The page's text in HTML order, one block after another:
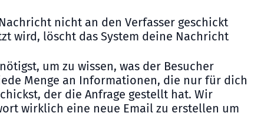
nicht an den Verfasser geschickt
wird, löscht das System deine Nachricht
um zu wissen, was der Besucher
Menge an Informationen, die nur für dich
der die Anfrage gestellt hat. Wir
wirklich eine neue Email zu erstellen um